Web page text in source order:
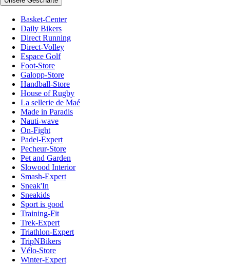
Basket-Center
Daily Bikers
Direct Running
Direct-Volley
Espace Golf
Foot-Store
Galopp-Store
Handball-Store
House of Rugby
La sellerie de Maé
Made in Paradis
Nauti-wave
On-Fight
Padel-Expert
Pecheur-Store
Pet and Garden
Slowood Interior
Smash-Expert
Sneak'In
Sneakids
Sport is good
Training-Fit
Trek-Expert
Triathlon-Expert
TripNBikers
Vélo-Store
Winter-Expert